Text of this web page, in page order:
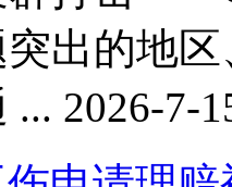
突出的
2026-7-